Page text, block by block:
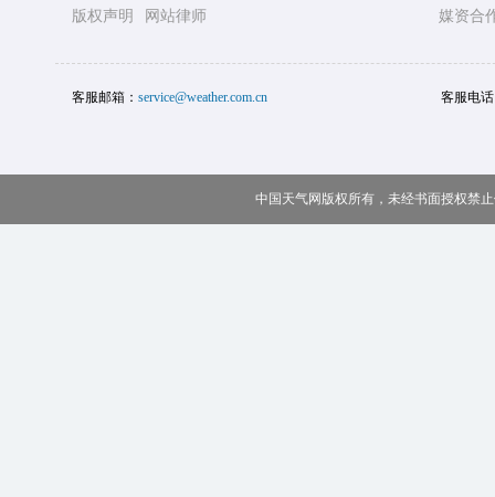
版权声明
网站律师
媒资合
客服邮箱： service@weather.com.cn 客服电
中国天气网版权所有，未经书面授权